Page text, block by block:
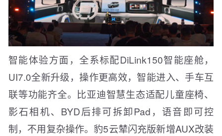
智能体验方面，全系标配DiLink150智能座舱，
UI7.0全新升级，操作更高效，智能进入、手车互
联等功能齐全。比亚迪智慧生态适配儿童座椅、
影石相机、BYD后排可拆卸Pad，语音即可控
制，不用复杂操作。豹5云辇闪充版新增AUX改装